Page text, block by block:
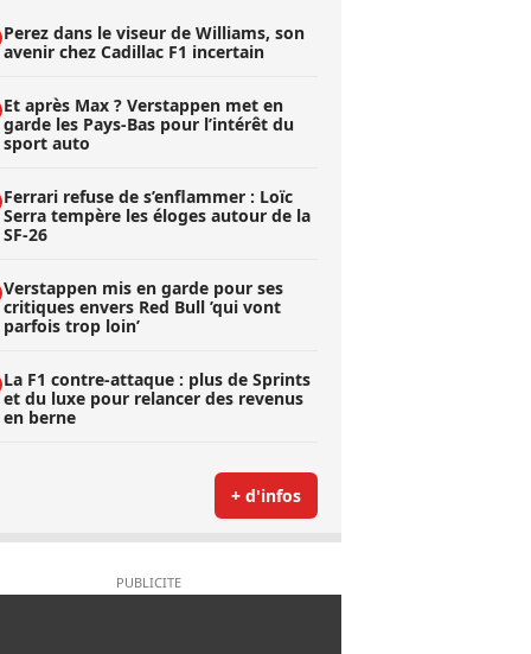
Perez dans le viseur de Williams, son
avenir chez Cadillac F1 incertain
Et après Max ? Verstappen met en
garde les Pays-Bas pour l’intérêt du
sport auto
Ferrari refuse de s’enflammer : Loïc
Serra tempère les éloges autour de la
SF-26
Verstappen mis en garde pour ses
critiques envers Red Bull ’qui vont
parfois trop loin’
La F1 contre-attaque : plus de Sprints
et du luxe pour relancer des revenus
en berne
+ d'infos